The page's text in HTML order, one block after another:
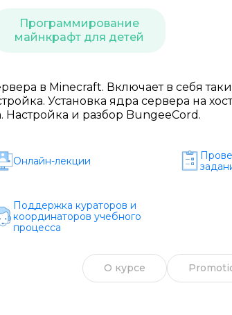
Рукоделие
Программирование
майнкрафт для детей
в Minecraft. Включает в себя
Установка ядра сервера на
Настройка и разбор BungeeCord.
Онлайн-лекции
Поддержка кураторов и
координаторов учебного
процесса
О курсе